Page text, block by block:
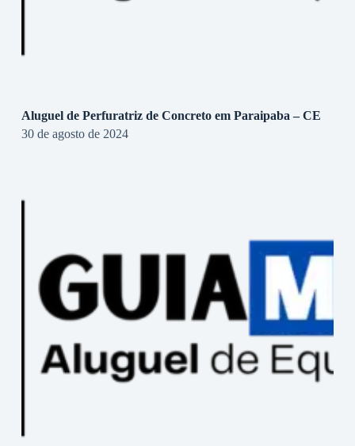
Aluguel de Perfuratriz de Concreto em Paraipaba – CE
30 de agosto de 2024